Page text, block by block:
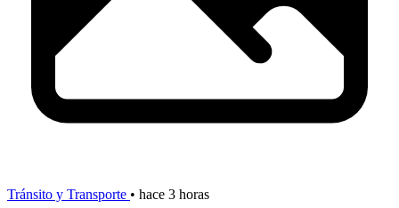
Tránsito y Transporte • hace 3 horas